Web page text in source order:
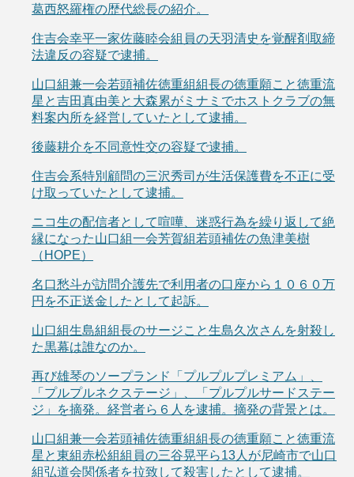
葛西怒羅権の歴代総長の紹介。
住吉会幸平一家佐藤睦会組員の天羽清史を覚醒剤取締
法違反の容疑で逮捕。
山口組兼一会若頭補佐徳重組組長の徳重願こと徳重流
星と吉田真由美と大森累がミナミでホストクラブの無
料案内所を経営していたとして逮捕。
後藤耕介を不同意性交の容疑で逮捕。
住吉会系特別顧問の三沢秀司が生活保護費を不正に受
け取っていたとして逮捕。
ニコ生の配信者として喧嘩、迷惑行為を繰り返して絶
縁になった山口組一会芳賀組若頭補佐の魚津美樹
（HOPE）
名口愁斗が訪問介護先で利用者の口座から１０６０万
円を不正送金したとして起訴。
山口組生島組組長のサージこと生島久次さんを射殺し
た黒幕は誰なのか。
再び雄琴のソープランド「プルプルプレミアム」、
「プルプルネクステージ」、「プルプルサードステー
ジ」を摘発。経営者ら６人を逮捕。摘発の背景とは。
山口組兼一会若頭補佐徳重組組長の徳重願こと徳重流
星と東組赤松組組員の三谷晃平ら13人が尼崎市で山口
組弘道会関係者を拉致して殺害したとして逮捕。